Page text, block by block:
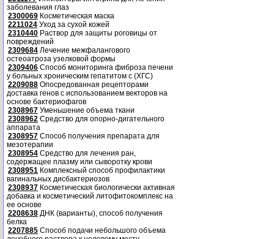
заболевания глаз
2300069 Косметическая маска
2211024 Уход за сухой кожей
2310440 Раствор для защиты роговицы от
повреждений
2309684 Лечение межфалангового
остеоатроза узелковой формы
2309406 Способ мониторинга фиброза печени
у больных хроническим гепатитом с (ХГС)
2209088 Опосредованная рецепторами
доставка генов с использованием векторов на
основе бактериофагов
2308967 Уменьшение объема ткани
2308962 Средство для опорно-дигательного
аппарата
2308957 Способ получения препарата для
мезотерапии
2308954 Средство для лечения ран,
содержащее плазму или сыворотку крови
2308951 Комплексный способ профилактики
вагинальных дисбактериозов
2308937 Косметическая биологически активная
добавка и косметический литофитокомплекс на
ее основе
2208638 ДНК (варианты), способ получения
белка
2207885 Способ подачи небольшого объема